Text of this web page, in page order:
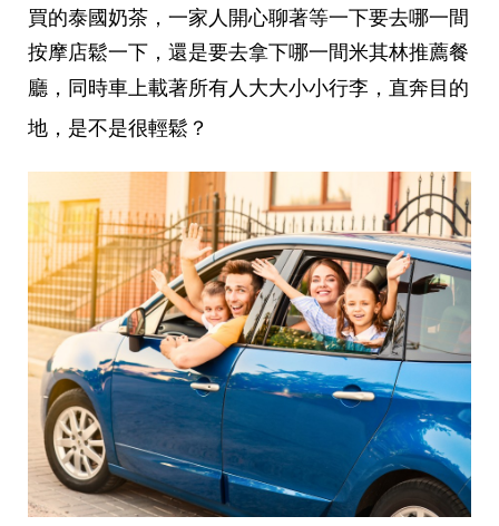
買的泰國奶茶， 一家人開心聊著等一下要去哪一間
按摩店鬆一下，還是要去拿下哪一間米其林推薦餐
廳 ，同時車上載著所有人大大小小行李，直奔目的
地，是不是很輕鬆？